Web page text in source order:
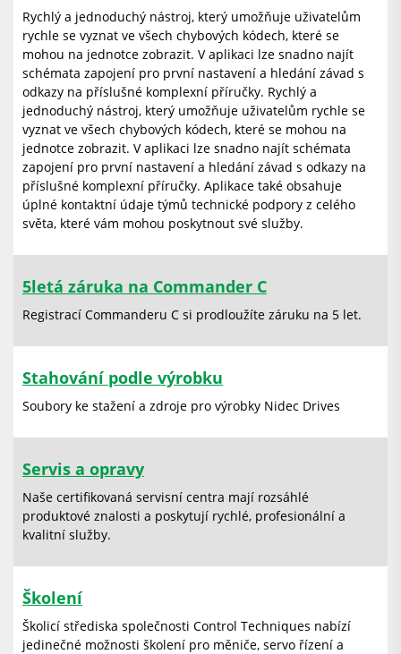
Rychlý a jednoduchý nástroj, který umožňuje uživatelům
rychle se vyznat ve všech chybových kódech, které se
mohou na jednotce zobrazit. V aplikaci lze snadno najít
schémata zapojení pro první nastavení a hledání závad s
odkazy na příslušné komplexní příručky. Rychlý a
jednoduchý nástroj, který umožňuje uživatelům rychle se
vyznat ve všech chybových kódech, které se mohou na
jednotce zobrazit. V aplikaci lze snadno najít schémata
zapojení pro první nastavení a hledání závad s odkazy na
příslušné komplexní příručky. Aplikace také obsahuje
úplné kontaktní údaje týmů technické podpory z celého
světa, které vám mohou poskytnout své služby.
5letá záruka na Commander C
Registrací Commanderu C si prodloužíte záruku na 5 let.
Stahování podle výrobku
Soubory ke stažení a zdroje pro výrobky Nidec Drives
Servis a opravy
Naše certifikovaná servisní centra mají rozsáhlé
produktové znalosti a poskytují rychlé, profesionální a
kvalitní služby.
Školení
Školicí střediska společnosti Control Techniques nabízí
jedinečné možnosti školení pro měniče, servo řízení a